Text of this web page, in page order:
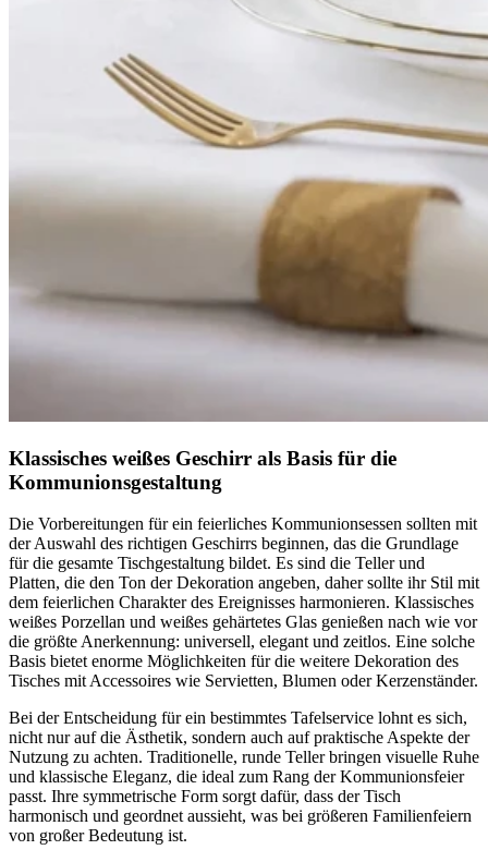
Klassisches weißes Geschirr als Basis für die
Kommunionsgestaltung
Die Vorbereitungen für ein feierliches Kommunionsessen sollten mit
der Auswahl des richtigen Geschirrs beginnen, das die Grundlage
für die gesamte Tischgestaltung bildet. Es sind die Teller und
Platten, die den Ton der Dekoration angeben, daher sollte ihr Stil mit
dem feierlichen Charakter des Ereignisses harmonieren. Klassisches
weißes Porzellan und weißes gehärtetes Glas genießen nach wie vor
die größte Anerkennung: universell, elegant und zeitlos. Eine solche
Basis bietet enorme Möglichkeiten für die weitere Dekoration des
Tisches mit Accessoires wie Servietten, Blumen oder Kerzenständer.
Bei der Entscheidung für ein bestimmtes Tafelservice lohnt es sich,
nicht nur auf die Ästhetik, sondern auch auf praktische Aspekte der
Nutzung zu achten. Traditionelle, runde Teller bringen visuelle Ruhe
und klassische Eleganz, die ideal zum Rang der Kommunionsfeier
passt. Ihre symmetrische Form sorgt dafür, dass der Tisch
harmonisch und geordnet aussieht, was bei größeren Familienfeiern
von großer Bedeutung ist.